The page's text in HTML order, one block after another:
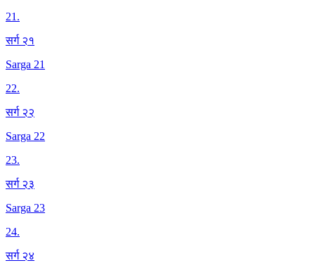
21.
सर्ग २१
Sarga 21
22.
सर्ग २२
Sarga 22
23.
सर्ग २३
Sarga 23
24.
सर्ग २४